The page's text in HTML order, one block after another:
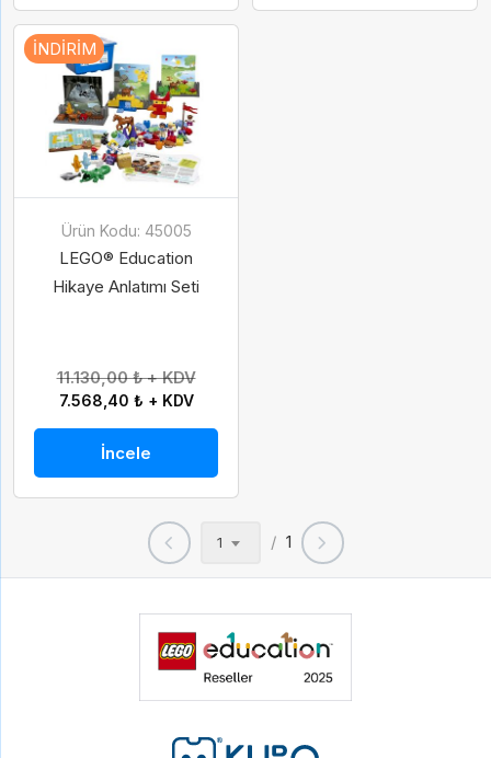
İNDIRIM
Ürün Kodu: 45005
LEGO® Education
Hikaye Anlatımı Seti
11.130,00 ₺ + KDV
7.568,40 ₺ + KDV
İncele
1 / 1